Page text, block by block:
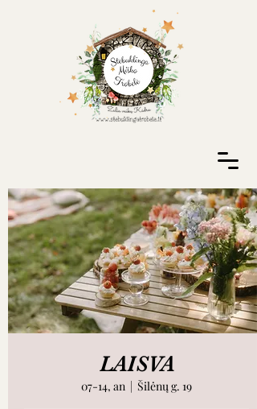
LAISVA
07-14, an
  |
Šilėnų g. 19